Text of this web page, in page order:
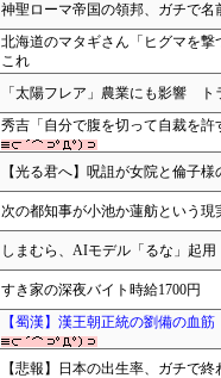
神聖ローマ帝国の領邦、ガチで
北海道のマタギさん「ヒグマを
これ
「太陽フレア」農業にも影響 ト
秀吉「自分で腹を切って自裁を許
【光る君へ】呪詛が女院と倫子
次の都知事が小池か蓮舫という現
しまむら、AIモデル「るな」起
すき家の深夜バイト時給1700円
【蜀漢】漢王朝正統の劉備の血筋
【悲報】日本の出生率、ガチで終